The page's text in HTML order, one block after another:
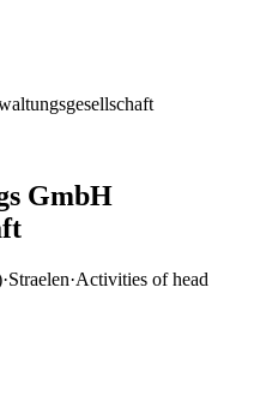
GmbH
·Straelen·Activities of head